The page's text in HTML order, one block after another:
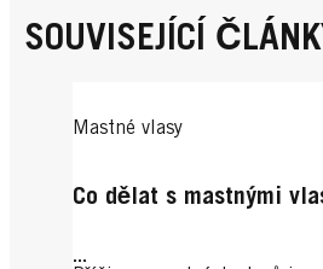
SOUVISEJÍCÍ
Mastné vlasy
Co dělat s mastnými
...